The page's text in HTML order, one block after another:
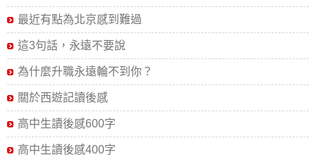
最近有點為北京感到難過
這3句話，永遠不要說
為什麼升職永遠輪不到你？
關於西遊記讀後感
高中生讀後感600字
高中生讀後感400字